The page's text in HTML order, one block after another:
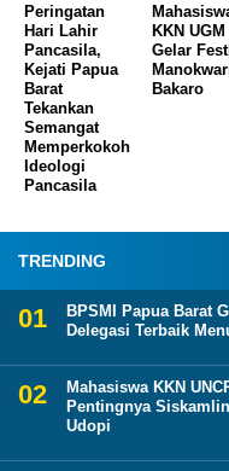
Peringatan
Hari Lahir
Pancasila,
Kejati Papua
Barat
Tekankan
Semangat
Memperkokoh
Ideologi
Pancasila
KKN UGM
Gelar
Bakaro
TRENDING
BPSMI Papua Barat
Delegasi Terbaik
Mahasiswa KKN
Pentingnya
Udopi